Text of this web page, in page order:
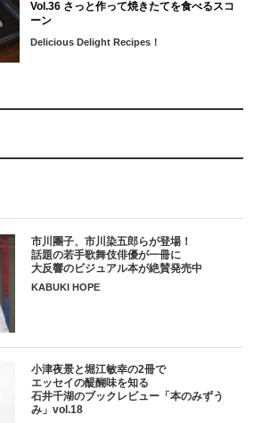
市川團子、市川染五郎らが登場！
話題の若手歌舞伎俳優が一冊に
大反響のビジュアル本が絶賛発売中
KABUKI HOPE
小津夜景と堀江敏幸の2冊で
エッセイの醍醐味を知る
石井千湖のブックレビュー「本のみずう
み」vol.18
Vol.36 さっと作って焼きたてを食べるスコ
ーン
Delicious Delight Recipes！